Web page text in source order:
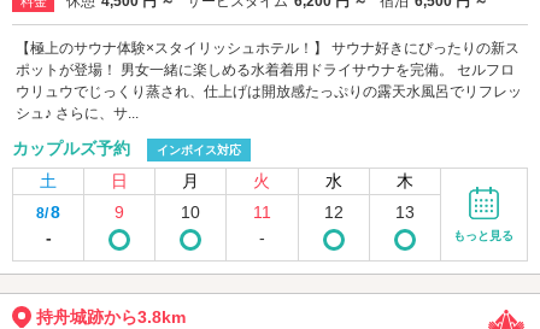
【極上のサウナ体験×スタイリッシュホテル！】 サウナ好きにぴったりの新ス
ポットが登場！ 男女一緒に楽しめる水着着用ドライサウナを完備。 セルフロ
ウリュウでじっくり蒸され、仕上げは開放感たっぷりの露天水風呂でリフレッ
シュ♪ さらに、サ...
カップルズ予約 インボイス対応
土 日 月 火 水 木
8/8
-
9 10
11
-
12 13
もっと見る
持舟城跡から3.8km